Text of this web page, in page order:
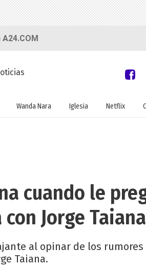
A24.COM
Wanda Nara Iglesia Netflix
cuando le
Jorge Taiana
al opinar de los
Taiana.